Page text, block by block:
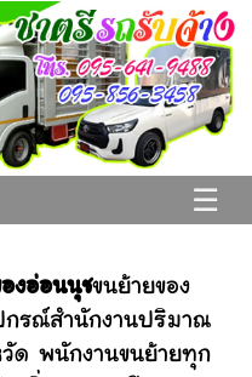
☰
งอ่อนนุชขนย้ายของ
กรณ์สำนักงานปริมาณ
ด พนักงานขนย้ายทุก